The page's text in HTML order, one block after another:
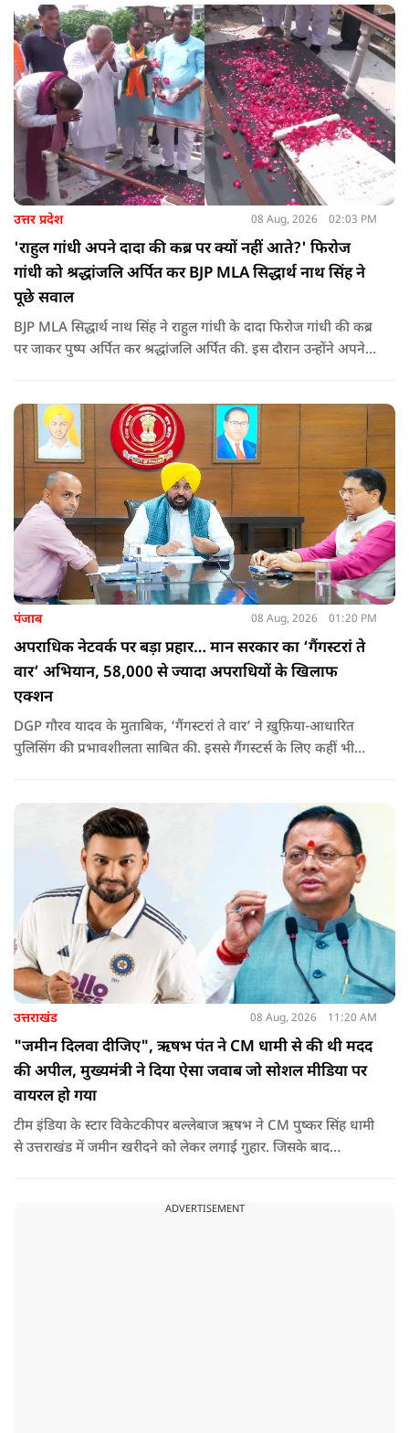
उत्तर प्रदेश 08 Aug, 2026 02:03 PM
'राहुल गांधी अपने दादा की कब्र पर क्यों नहीं आते?' फिरोज
गांधी को श्रद्धांजलि अर्पित कर BJP MLA सिद्धार्थ नाथ सिंह ने
पूछे सवाल
BJP MLA सिद्धार्थ नाथ सिंह ने राहुल गांधी के दादा फिरोज गांधी की कब्र
पर जाकर पुष्प अर्पित कर श्रद्धांजलि अर्पित की. इस दौरान उन्होंने अपने
कि वह भविष्य में क्या करें.
पंजाब 08 Aug, 2026 01:20 PM
अपराधिक नेटवर्क पर बड़ा प्रहार… मान सरकार का ‘गैंगस्टरां ते
वार’ अभियान, 58,000 से ज्यादा अपराधियों के खिलाफ
एक्शन
DGP गौरव यादव के मुताबिक, ‘गैंगस्टरां ते वार’ ने ख़ुफ़िया-आधारित
पुलिसिंग की प्रभावशीलता साबित की. इससे गैंगस्टर्स के लिए कहीं भी
उत्तराखंड 08 Aug, 2026 11:20 AM
"जमीन दिलवा दीजिए", ऋषभ पंत ने CM धामी से की थी मदद
की अपील, मुख्यमंत्री ने दिया ऐसा जवाब जो सोशल मीडिया पर
वायरल हो गया
टीम इंडिया के स्टार विकेटकीपर बल्लेबाज ऋषभ ने CM पुष्कर सिंह धामी
से उत्तराखंड में जमीन खरीदने को लेकर लगाई गुहार. जिसके बाद
ADVERTISEMENT